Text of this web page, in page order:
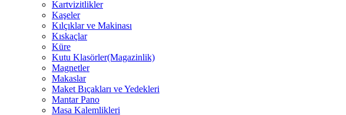
Kartvizitlikler
Kaşeler
Kılçıklar ve Makinası
Kıskaçlar
Küre
Kutu Klasörler(Magazinlik)
Magnetler
Makaslar
Maket Bıçakları ve Yedekleri
Mantar Pano
Masa Kalemlikleri